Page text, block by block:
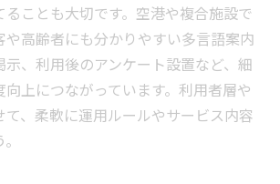
ることも大切です。空港や複合施設で
や高齢者にも分かりやすい多言語案内
、利用後のアンケート設置など、細
上につながっています。利用者層や
て、柔軟に運用ルールやサービス内容